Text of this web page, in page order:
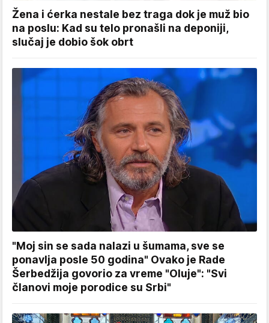
Žena i ćerka nestale bez traga dok je muž bio
na poslu: Kad su telo pronašli na deponiji,
slučaj je dobio šok obrt
"Moj sin se sada nalazi u šumama, sve se
ponavlja posle 50 godina" Ovako je Rade
Šerbedžija govorio za vreme "Oluje": "Svi
članovi moje porodice su Srbi"